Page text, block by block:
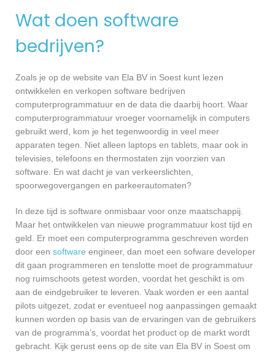
Wat doen software
bedrijven?
Zoals je op de website van Ela BV in Soest kunt lezen
ontwikkelen en verkopen software bedrijven
computerprogrammatuur en de data die daarbij hoort. Waar
computerprogrammatuur vroeger voornamelijk in computers
gebruikt werd, kom je het tegenwoordig in veel meer
apparaten tegen. Niet alleen laptops en tablets, maar ook in
televisies, telefoons en thermostaten zijn voorzien van
software. En wat dacht je van verkeerslichten,
spoorwegovergangen en parkeerautomaten?
In deze tijd is software onmisbaar voor onze maatschappij.
Maar het ontwikkelen van nieuwe programmatuur kost tijd en
geld. Er moet een computerprogramma geschreven worden
door een software engineer, dan moet een sofware developer
dit gaan programmeren en tenslotte moet de programmatuur
nog ruimschoots getest worden, voordat het geschikt is om
aan de eindgebruiker te leveren. Vaak worden er een aantal
pilots uitgezet, zodat er eventueel nog aanpassingen gemaakt
kunnen worden op basis van de ervaringen van de gebruikers
van de programma’s, voordat het product op de markt wordt
gebracht. Kijk gerust eens op de site van Ela BV in Soest om